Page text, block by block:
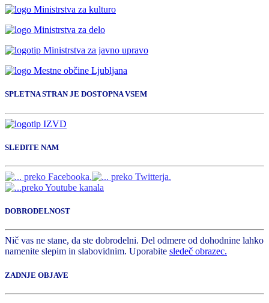
SPLETNA STRAN JE DOSTOPNA VSEM
SLEDITE NAM
DOBRODELNOST
Nič vas ne stane, da ste dobrodelni. Del odmere od dohodnine lahko
namenite slepim in slabovidnim. Uporabite sledeč obrazec.
ZADNJE OBJAVE